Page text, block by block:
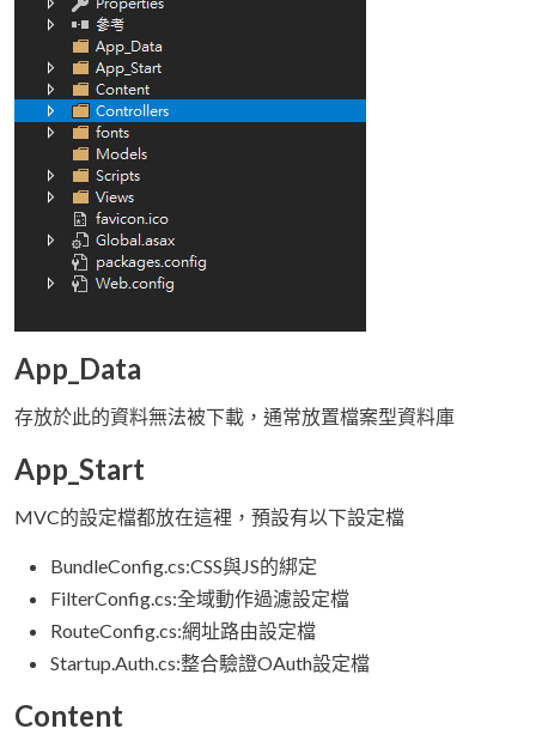
App_Data
存放於此的資料無法被下載，通常放置檔案型資料庫
App_Start
MVC的設定檔都放在這裡，預設有以下設定檔
BundleConfig.cs:CSS與JS的綁定
FilterConfig.cs:全域動作過濾設定檔
RouteConfig.cs:網址路由設定檔
Startup.Auth.cs:整合驗證OAuth設定檔
Content